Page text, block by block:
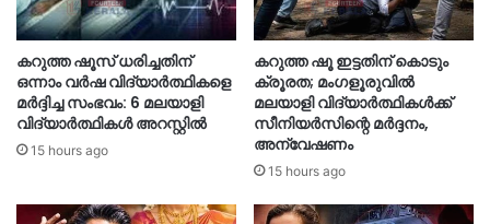
കറുത്ത ഷൂസ് ധരിച്ചതിന്
ഒന്നാം വർഷ വിദ്യാർത്ഥികളെ
മർദ്ദിച്ച സംഭവം: 6 മലയാളി
വിദ്യാർത്ഥികൾ അറസ്റ്റിൽ
15 hours ago
കറുത്ത ഷൂ ഇട്ടതിന് കൊടും
ക്രൂരത; മംഗളൂരുവിൽ
മലയാളി വിദ്യാർത്ഥികൾക്ക്
സീനിയർസിന്റെ മർദ്ദനം,
അന്വേഷണം
15 hours ago